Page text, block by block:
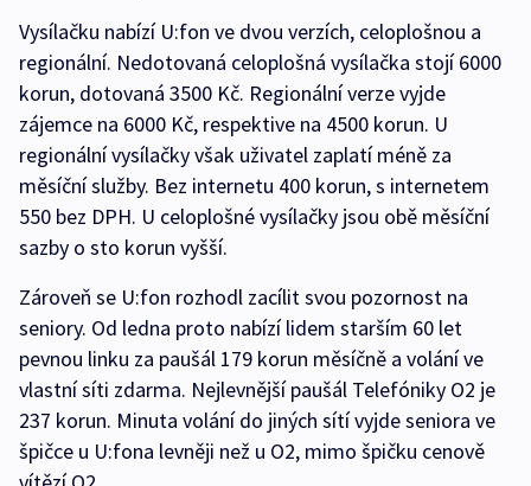
Vysílačku nabízí U:fon ve dvou verzích, celoplošnou a
regionální. Nedotovaná celoplošná vysílačka stojí 6000
korun, dotovaná 3500 Kč. Regionální verze vyjde
zájemce na 6000 Kč, respektive na 4500 korun. U
regionální vysílačky však uživatel zaplatí méně za
měsíční služby. Bez internetu 400 korun, s internetem
550 bez DPH. U celoplošné vysílačky jsou obě měsíční
sazby o sto korun vyšší.
Zároveň se U:fon rozhodl zacílit svou pozornost na
seniory. Od ledna proto nabízí lidem starším 60 let
pevnou linku za paušál 179 korun měsíčně a volání ve
vlastní síti zdarma. Nejlevnější paušál Telefóniky O2 je
237 korun. Minuta volání do jiných sítí vyjde seniora ve
špičce u U:fona levněji než u O2, mimo špičku cenově